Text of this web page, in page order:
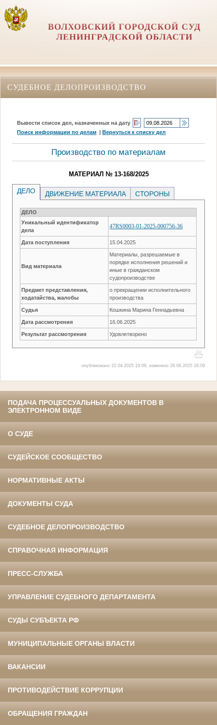
ВОЛХОВСКИЙ ГОРОДСКОЙ СУД
ЛЕНИНГРАДСКОЙ ОБЛАСТИ
СУДЕБНОЕ ДЕЛОПРОИЗВОДСТВО
Вывести список дел, назначенных на дату
Поиск информации по делам |Вернуться к списку дел
Производство по материалам
МАТЕРИАЛ № 13-168/2025
ДЕЛО ДВИЖЕНИЕ МАТЕРИАЛА СТОРОНЫ
ДЕЛО
Уникальный идентификатор
дела
47RS0003-01-2025-000756-36
Дата поступления 15.04.2025
Вид материала
Материалы, разрешаемые в
порядке исполнения решений и
иные в гражданском
судопроизводстве
Предмет представления,
ходатайства, жалобы
о прекращении исполнительного
производства
Судья Кошкина Марина Геннадьевна
Дата рассмотрения 16.06.2025
Результат рассмотрения Удовлетворено
опубликовано 22.04.2025 19:09, изменено 28.06.2025 16:09
ПОДАЧА ПРОЦЕССУАЛЬНЫХ ДОКУМЕНТОВ В
ЭЛЕКТРОННОМ ВИДЕ
О СУДЕ
СУДЕЙСКОЕ СООБЩЕСТВО
НОРМАТИВНЫЕ АКТЫ
ДОКУМЕНТЫ СУДА
СУДЕБНОЕ ДЕЛОПРОИЗВОДСТВО
СПРАВОЧНАЯ ИНФОРМАЦИЯ
ПРЕСС-СЛУЖБА
УПРАВЛЕНИЕ СУДЕБНОГО ДЕПАРТАМЕНТА
СУДЫ СУБЪЕКТА РФ
МУНИЦИПАЛЬНЫЕ ОРГАНЫ ВЛАСТИ
ВАКАНСИИ
ПРОТИВОДЕЙСТВИЕ КОРРУПЦИИ
ОБРАЩЕНИЯ ГРАЖДАН